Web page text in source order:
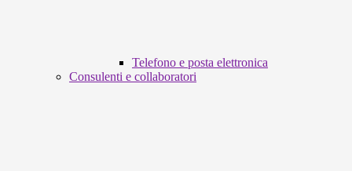
Telefono e posta elettronica
Consulenti e collaboratori